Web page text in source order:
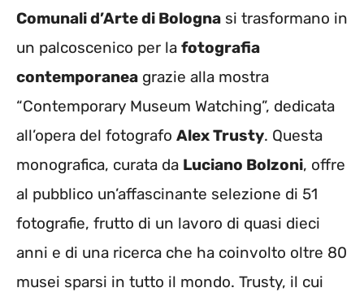
Comunali d’Arte di Bologna si trasformano in
un palcoscenico per la fotografia
contemporanea grazie alla mostra
“Contemporary Museum Watching”, dedicata
all’opera del fotografo Alex Trusty. Questa
monografica, curata da Luciano Bolzoni, offre
al pubblico un’affascinante selezione di 51
fotografie, frutto di un lavoro di quasi dieci
anni e di una ricerca che ha coinvolto oltre 80
musei sparsi in tutto il mondo. Trusty, il cui